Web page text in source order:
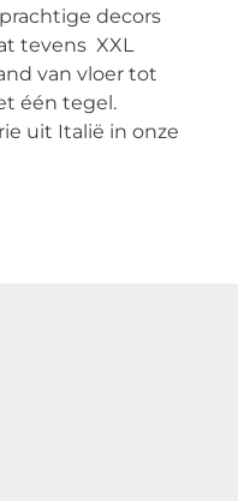
decors
tevens XXL
van vloer tot
één tegel.
uit Italië in onze